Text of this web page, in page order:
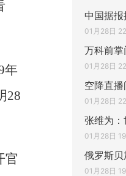
年
28
官
01月28日
万科前掌
01月28日
空降直
01月28日
01月28日
俄罗斯
01月28日